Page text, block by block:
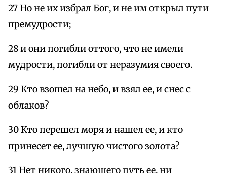
27 Но не их избрал Бог, и не им открыл пути
премудрости;
28 и они погибли оттого, что не имели
мудрости, погибли от неразумия своего.
29 Кто взошел на небо, и взял ее, и снес с
облаков?
30 Кто перешел моря и нашел ее, и кто
принесет ее, лучшую чистого золота?
31 Нет никого, знающего путь ее, ни